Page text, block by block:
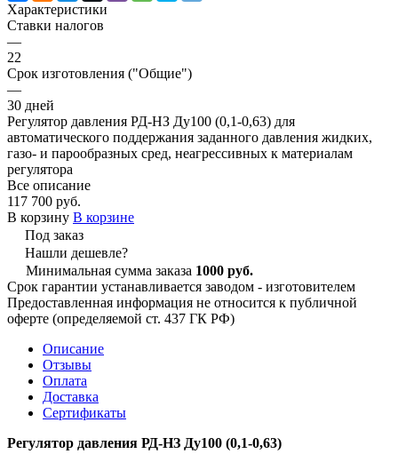
Характеристики
Ставки налогов
—
22
Срок изготовления ("Общие")
—
30 дней
Регулятор давления РД-НЗ Ду100 (0,1-0,63) для
автоматического поддержания заданного давления жидких,
газо- и парообразных сред, неагрессивных к материалам
регулятора
Все описание
117 700 руб.
В корзину В корзине
Под заказ
Нашли дешевле?
Минимальная сумма заказа 1000 руб.
Срок гарантии устанавливается заводом - изготовителем
Предоставленная информация не относится к публичной
оферте (определяемой ст. 437 ГК РФ)
Описание
Отзывы
Оплата
Доставка
Сертификаты
Регулятор давления РД-НЗ Ду100 (0,1-0,63)